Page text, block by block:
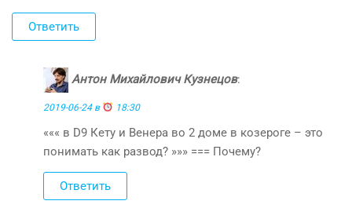
Ответить
Антон Михайлович Кузнецов:
2019-06-24 в 18:30
««« в D9 Кету и Венера во 2 доме в козероге – это
понимать как развод? »»» === Почему?
Ответить